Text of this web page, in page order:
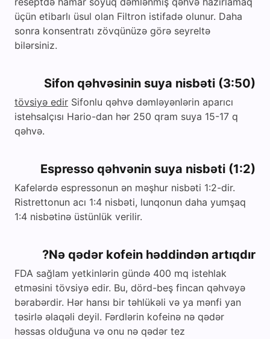
üçün etibarlı üsul olan Filtron istifadə olunur. Daha
sonra konsentratı zövqünüzə görə seyreltə
bilərsiniz.
Sifon qəhvəsinin suya nisbəti (3:50)
tövsiyə edir Sifonlu qəhvə dəmləyənlərin aparıcı
istehsalçısı Hario-dan hər 250 qram suya 15-17 q
qəhvə.
Espresso qəhvənin suya nisbəti (1:2)
Kafelərdə espressonun ən məşhur nisbəti 1:2-dir.
Ristrettonun acı 1:4 nisbəti, lunqonun daha yumşaq
1:4 nisbətinə üstünlük verilir.
Nə qədər kofein həddindən artıqdır?
FDA sağlam yetkinlərin gündə 400 mq istehlak
etməsini tövsiyə edir. Bu, dörd-beş fincan qəhvəyə
bərabərdir. Hər hansı bir təhlükəli və ya mənfi yan
təsirlə əlaqəli deyil. Fərdlərin kofeinə nə qədər
həssas olduğuna və onu nə qədər tez